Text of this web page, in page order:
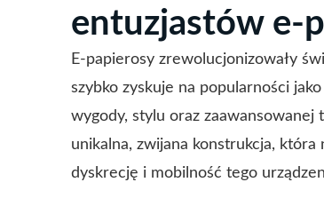
entuzjastów e-
E-papierosy zrewolucjonizowały
szybko zyskuje na popularności
wygody, stylu oraz zaawansowanej
unikalna, zwijana konstrukcja,
dyskrecję i mobilność tego